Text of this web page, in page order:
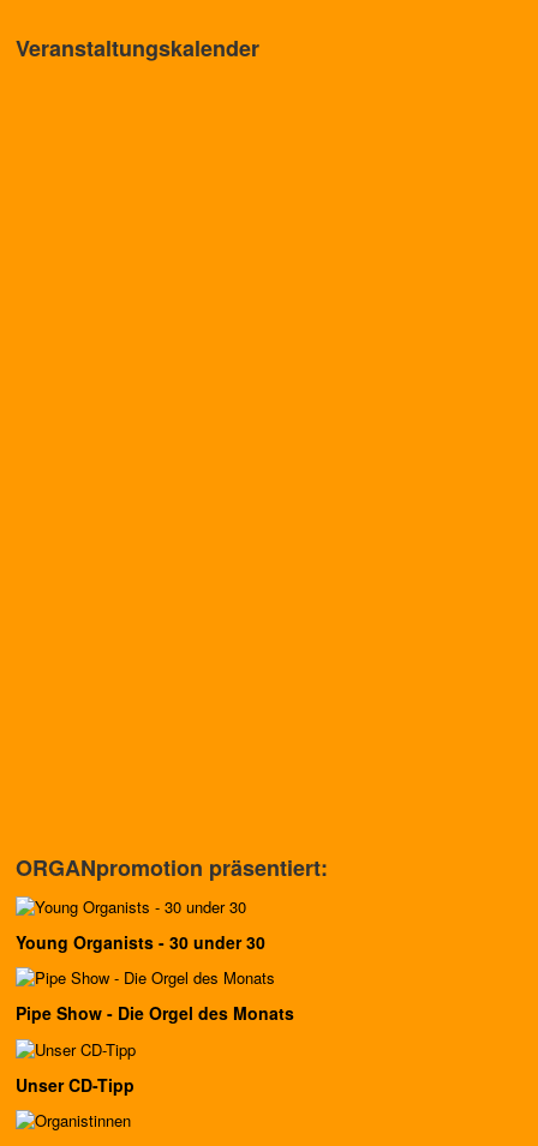
Veranstaltungskalender
ORGANpromotion präsentiert:
Young Organists - 30 under 30
Pipe Show - Die Orgel des Monats
Unser CD-Tipp